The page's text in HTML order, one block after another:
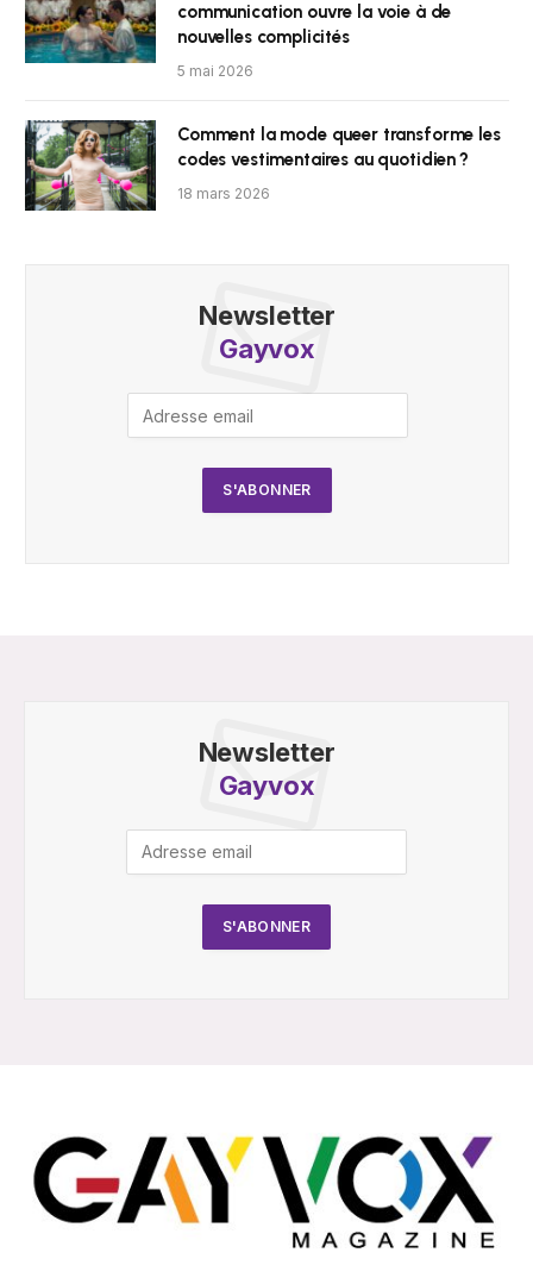
communication ouvre la voie à de
nouvelles complicités
5 mai 2026
Comment la mode queer transforme les
codes vestimentaires au quotidien ?
18 mars 2026
Newsletter
Gayvox
Newsletter
Gayvox